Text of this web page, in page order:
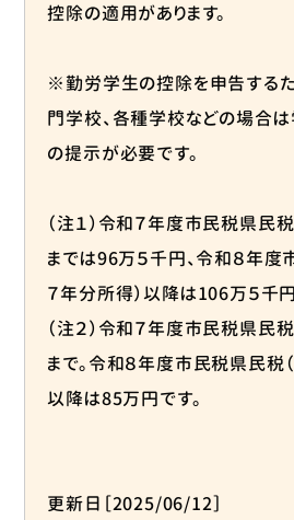
控除の適用があります。
※勤労学生の控除を申告するた
門学校、各種学校などの場合は
の提示が必要です。
（注１）令和７年度市民税県民
までは96万５千円、令和８年度
７年分所得）以降は106万５千円
（注２）令和７年度市民税県民
まで。令和８年度市民税県民税
以降は85万円です。
更新日［2025/06/12］